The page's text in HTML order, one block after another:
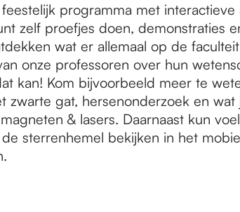
programma met interactieve
zelf proefjes doen, demonstraties
wat er allemaal op de
onze professoren over hun
kan! Kom bijvoorbeeld meer te
zwarte gat, hersenonderzoek en wat
& lasers. Daarnaast kun
sterrenhemel bekijken in het